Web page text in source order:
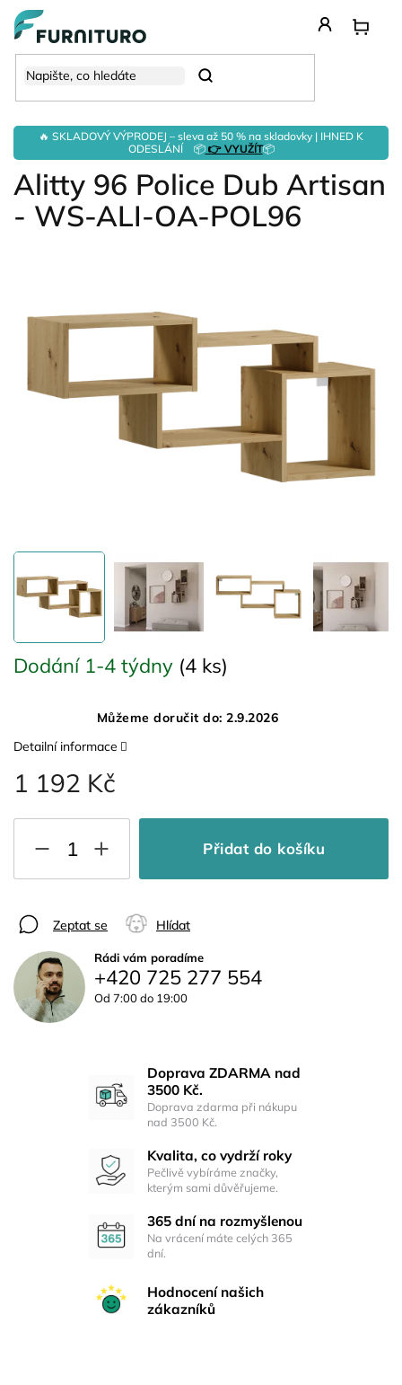
Přejít
obsah
🔥 SKLADOVÝ VÝPRODEJ – sleva až 50 % na skladovky | IHNED K
ODESLÁNÍ 📦👉 VYUŽÍT📦
Hledat
Alitty 96 Police Dub Artisan
- WS-ALI-OA-POL96
1 192 Kč
Dodání 1-4 týdny (4 ks)
Můžeme doručit do: 2.9.2026
Přidat do košíku
Detailní informace
Zeptat se Hlídat
Rádi vám poradíme
+420 725 277 554
Od 7:00 do 19:00
Doprava ZDARMA nad
3500 Kč.
Doprava zdarma při nákupu
nad 3500 Kč.
Kvalita, co vydrží roky
Pečlivě vybíráme značky,
kterým sami důvěřujeme.
365 dní na rozmyšlenou
Na vrácení máte celých 365
dní.
Hodnocení našich
zákazníků